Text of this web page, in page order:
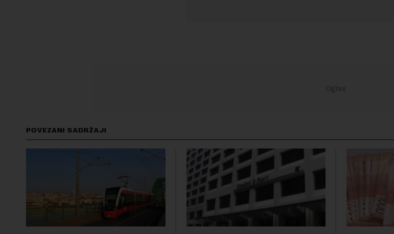
POVEZANI SADRŽAJI